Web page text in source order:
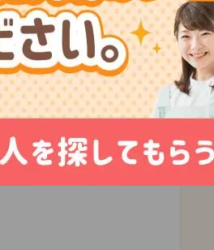
際には、
安がある場合は医師な